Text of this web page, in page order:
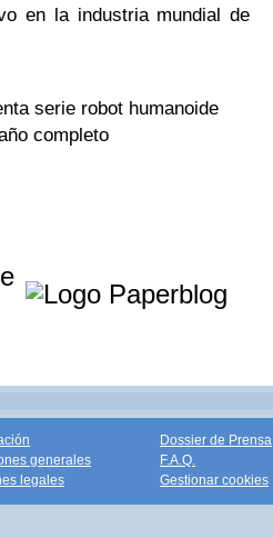
en la industria mundial de
generales
legales
Dossier de Prensa
F.A.Q.
Gestionar cookies